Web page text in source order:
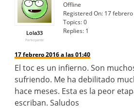
Lola33
Participante
Offline
Registered On: 17
Topics:0
Replies: 1
17 febrero 2016 a las 01:40
El toc es un infierno. Son
sufriendo. Me ha debilitado
hace meses. Esta es la peor
escriban. Saludos